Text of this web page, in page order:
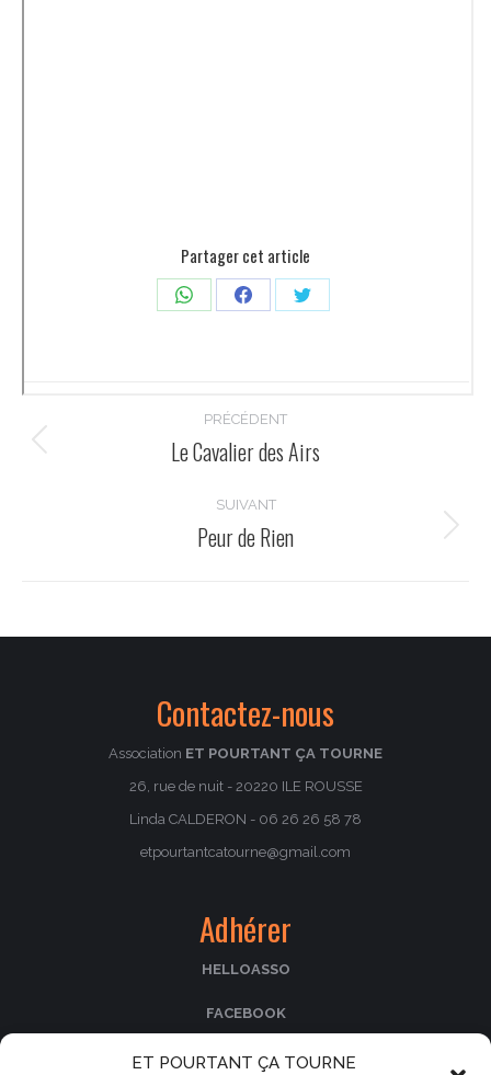
ET POURTANT ÇA TOURNE
Partager cet article
PartagerPartagerPartager
Navigation
article
PRÉCÉDENT
Article
:
Le Cavalier des Airs
SUIVANT
Article
Peur de Rien
Contactez-nous
Association ET POURTANT ÇA TOURNE
26, rue de nuit - 20220 ILE ROUSSE
Linda CALDERON - 06 26 26 58 78
etpourtantcatourne@gmail.com
Adhérer
HELLOASSO
FACEBOOK
PASSCULTURA